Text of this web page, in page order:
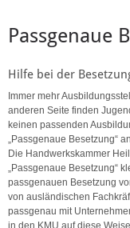
Passgenaue
Hilfe bei der
Immer mehr
anderen Seite finden
keinen passenden
„Passgenaue Besetzung“
Die Handwerkskammer
„Passgenaue Besetzung“
passgenauen Besetzung
von ausländischen
passgenau mit